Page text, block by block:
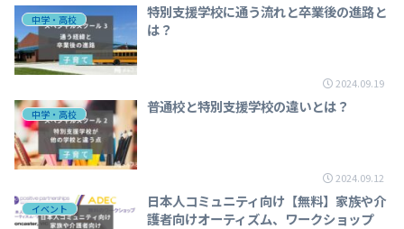
中学・高校
特別支援学校に通う流れと卒業後の進路と
は？
2024.09.19
中学・高校 普通校と特別支援学校の違いとは？
2024.09.12
イベント
日本人コミュニティ向け【無料】家族や介
護者向けオーティズム、ワークショップ